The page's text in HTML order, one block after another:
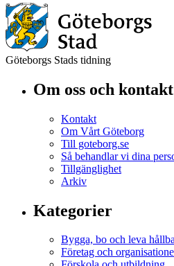
Göteborgs Stads tidning
Om oss och kontakt
Kontakt
Om Vårt Göteborg
Till goteborg.se
Så behandlar vi dina
Tillgänglighet
Arkiv
Kategorier
Bygga, bo och leva
Företag och